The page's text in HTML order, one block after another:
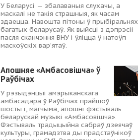
У Беларусі — збалаваныя слухачы, а
маскалі не такія страшныя, як часам
здаецца. Навошта пітоны ў прыбіральнях
багатых беларусаў. Як выйсці з дэпрэсіі
пасля сканчэння ВНУ і ўліцца ў натоўп
маскоўскіх вар’ятаў.
Апошняе «Амбасовішча» ў
Раўбічах
У рэзыдэнцыі амэрыканскага
амбасадара ў Раўбічах прайшоў
шосты і, магчыма, апошні фэстываль
беларускай музыкі «Амбасовішча».
Фэстываль традыцыйна сабраў дзеячаў
культуры, грамадзтва ды прадстаўнікоў